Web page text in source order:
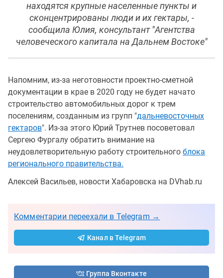
находятся крупные населенные пункты и
сконцентрированы люди и их гектары, -
сообщила Юлия, консультант "Агентства
человеческого капитала на Дальнем Востоке"
Напомним, из-за неготовности проектно-сметной
документации в крае в 2020 году не будет начато
строительство автомобильных дорог к трем
поселениям, созданным из групп "дальневосточных
гектаров". Из-за этого Юрий Трутнев посоветовал
Сергею Фургалу обратить внимание на
неудовлетворительную работу строительного блока
регионального правительства.
Алексей Васильев, новости Хабаровска на DVhab.ru
Комментарии переехали в Telegram →
Канал в Telegram
Группа Вконтакте